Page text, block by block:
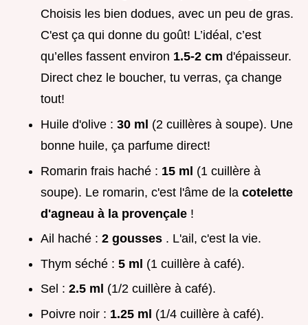
Choisis les bien dodues, avec un peu de gras.
C'est ça qui donne du goût! L’idéal, c’est
qu’elles fassent environ 1.5-2 cm d'épaisseur.
Direct chez le boucher, tu verras, ça change
tout!
Huile d'olive : 30 ml (2 cuillères à soupe). Une
bonne huile, ça parfume direct!
Romarin frais haché : 15 ml (1 cuillère à
soupe). Le romarin, c'est l'âme de la cotelette
d'agneau à la provençale !
Ail haché : 2 gousses . L'ail, c'est la vie.
Thym séché : 5 ml (1 cuillère à café).
Sel : 2.5 ml (1/2 cuillère à café).
Poivre noir : 1.25 ml (1/4 cuillère à café).